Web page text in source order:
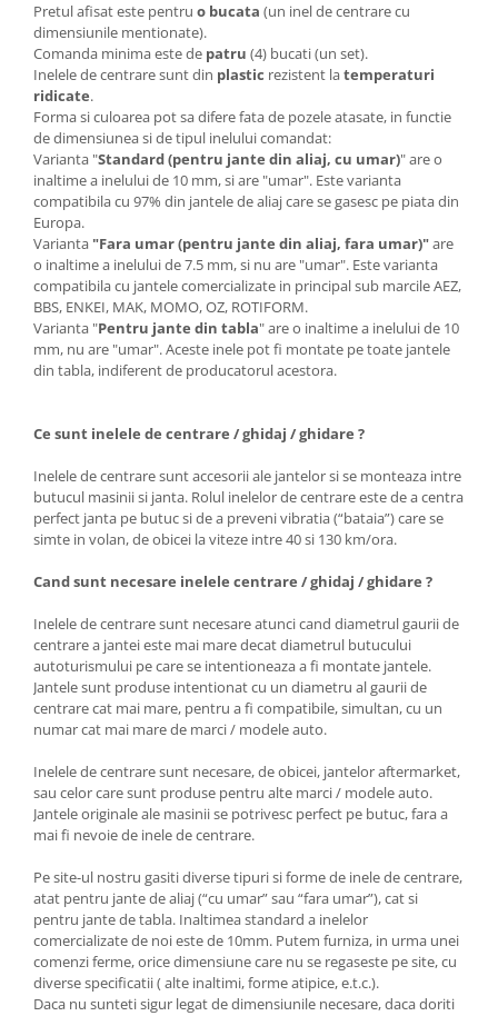
Pretul afisat este pentru o bucata (un inel de centrare cu
dimensiunile mentionate).
Comanda minima este de patru (4) bucati (un set).
Inelele de centrare sunt din plastic rezistent latemperaturi
ridicate.
Forma si culoarea pot sa difere fata de pozele atasate, in functie
de dimensiunea si de tipul inelului comandat:
Varianta "Standard (pentru jante din aliaj, cu umar)" are o
inaltime a inelului de 10 mm, si are "umar". Este varianta
compatibila cu 97% din jantele de aliaj care se gasesc pe piata din
Europa.
Varianta "Fara umar (pentru jante din aliaj, fara umar)"are
o inaltime a inelului de 7.5 mm, si nu are "umar". Este varianta
compatibila cu jantele comercializate in principal sub marcile AEZ,
BBS, ENKEI, MAK, MOMO, OZ, ROTIFORM.
Varianta "Pentru jante din tabla" are o inaltime a inelului de 10
mm, nu are "umar". Aceste inele pot fi montate pe toate jantele
din tabla, indiferent de producatorul acestora.
Ce sunt inelele de centrare / ghidaj / ghidare ?
Inelele de centrare sunt accesorii ale jantelor si se monteaza intre
butucul masinii si janta. Rolul inelelor de centrare este de a centra
perfect janta pe butuc si de a preveni vibratia (“bataia”) care se
simte in volan, de obicei la viteze intre 40 si 130 km/ora.
Cand sunt necesare inelele centrare / ghidaj / ghidare ?
Inelele de centrare sunt necesare atunci cand diametrul gaurii de
centrare a jantei este mai mare decat diametrul butucului
autoturismului pe care se intentioneaza a fi montate jantele.
Jantele sunt produse intentionat cu un diametru al gaurii de
centrare cat mai mare, pentru a fi compatibile, simultan, cu un
numar cat mai mare de marci / modele auto.
Inelele de centrare sunt necesare, de obicei, jantelor aftermarket,
sau celor care sunt produse pentru alte marci / modele auto.
Jantele originale ale masinii se potrivesc perfect pe butuc, fara a
mai fi nevoie de inele de centrare.
Pe site-ul nostru gasiti diverse tipuri si forme de inele de centrare,
atat pentru jante de aliaj (“cu umar” sau “fara umar”), cat si
pentru jante de tabla. Inaltimea standard a inelelor
comercializate de noi este de 10mm. Putem furniza, in urma unei
comenzi ferme, orice dimensiune care nu se regaseste pe site, cu
diverse specificatii ( alte inaltimi, forme atipice, e.t.c.).
Daca nu sunteti sigur legat de dimensiunile necesare, daca doriti